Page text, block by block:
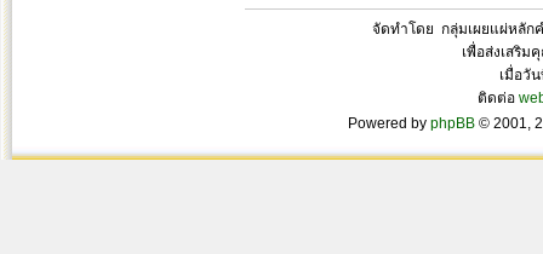
จัดทำโดย กลุ่มเผยแผ่หลัก
เพื่อส่งเสริม
เมื่อวั
ติดต่อ
Powered by phpBB © 2001,